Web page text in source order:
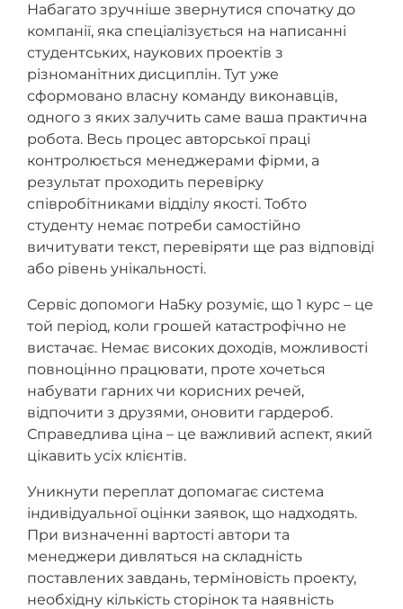
Набагато зручніше звернутися спочатку до
компанії, яка спеціалізується на написанні
студентських, наукових проектів з
різноманітних дисциплін. Тут уже
сформовано власну команду виконавців,
одного з яких залучить саме ваша практична
робота. Весь процес авторської праці
контролюється менеджерами фірми, а
результат проходить перевірку
співробітниками відділу якості. Тобто
студенту немає потреби самостійно
вичитувати текст, перевіряти ще раз відповіді
або рівень унікальності.
Сервіс допомоги На5ку розуміє, що 1 курс – це
той період, коли грошей катастрофічно не
вистачає. Немає високих доходів, можливості
повноцінно працювати, проте хочеться
набувати гарних чи корисних речей,
відпочити з друзями, оновити гардероб.
Справедлива ціна – це важливий аспект, який
цікавить усіх клієнтів.
Уникнути переплат допомагає система
індивідуальної оцінки заявок, що надходять.
При визначенні вартості автори та
менеджери дивляться на складність
поставлених завдань, терміновість проекту,
необхідну кількість сторінок та наявність